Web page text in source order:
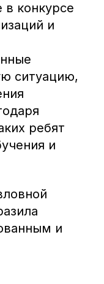
конкурсе
и
ситуацию,
ребят
и
и